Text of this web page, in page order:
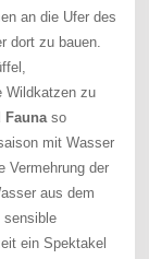
an die Ufer des
dort zu bauen.
Wildkatzen zu
Faunaso
mit Wasser
Vermehrung der
aus dem
sensible
ein Spektakel